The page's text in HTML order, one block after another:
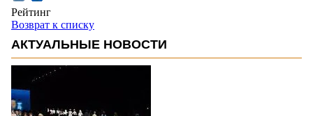
Рейтинг
Возврат к списку
АКТУАЛЬНЫЕ НОВОСТИ